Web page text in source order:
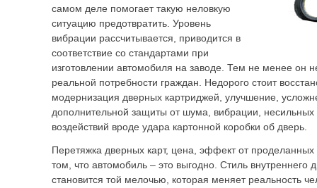
самом деле помогает такую неловкую
ситуацию предотвратить. Уровень
вибрации рассчитывается, приводится в
соответствие со стандартами при
изготовлении автомобиля на заводе. Тем не менее он
реальной потребности граждан. Недорого стоит
модернизация дверных картриджей, улучшение,
дополнительной защиты от шума, вибрации, несильных
воздействий вроде удара картонной коробки об дверь.
Перетяжка дверных карт, цена, эффект от
том, что автомобиль – это выгодно. Стиль внутреннего
становится той мелочью, которая меняет реальность